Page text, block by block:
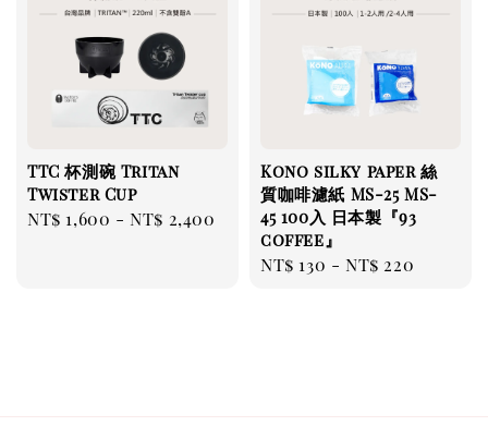
TTC 杯測碗 Tritan
Twister Cup
Regular
NT$ 1,600 -NT$ 2,400
Kono silky paper 絲
質咖啡濾紙 MS-25 MS-
45 100入 日本製『93
coffee』
Regular
NT$ 130 -NT$ 220